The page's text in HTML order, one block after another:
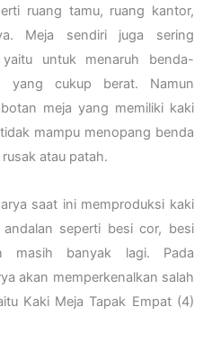
ruang tamu, ruang kantor,
Meja sendiri juga sering
untuk menaruh benda-
yang cukup berat. Namun
meja yang memiliki kaki
mampu menopang benda
atau patah.
saat ini memproduksi kaki
seperti besi cor, besi
masih banyak lagi. Pada
akan memperkenalkan salah
Kaki Meja Tapak Empat (4)